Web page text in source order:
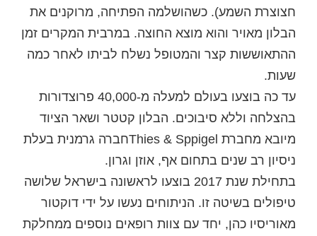
חצוצרת השמע). כשהושלמה הפתיחה, מרוקנים את
הבלון מאויר והוא מוצא החוצה. במרבית המקרים זמן
ההתאוששות קצר והמטופל נשלח לביתו לאחר כמה
שעות.
עד כה בוצעו בעולם למעלה מ-40,000 פרוצדורות
בהצלחה וללא סיבוכים. הבלון קטטר ושאר הציוד
מיובא מחברת Sppigel
&
Thiesחברה גרמנית בעלת
ניסיון רב שנים בתחום אף, אוזן וגרון.
בתחילת שנת 2017 בוצעו לראשונה בישראל שלושה
טיפולים בשיטה זו. הניתוחים נעשו על ידי דוקטור
מאוריסיו כהן, יחד עם צוות רופאים נוספים ממחלקת